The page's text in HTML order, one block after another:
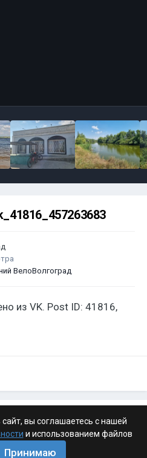
ВелоВолгоград
из VK. Post ID: 41816,
вы соглашаетесь с нашей
и использованием файлов
Принимаю